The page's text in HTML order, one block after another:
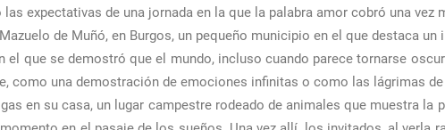
expectativas de una jornada en la que la palabra amor cobró una vez
de Muñó, en Burgos, un pequeño municipio en el que destaca
el que se demostró que el mundo, incluso cuando parece tornarse
como una demostración de emociones infinitas o como las lágrimas
en su casa, un lugar campestre rodeado de animales que muestra la